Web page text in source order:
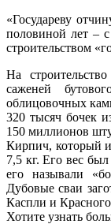
«Государеву
половиной лет –
строительством
На
саженей
облицовочных
320 тысяч бочек
150 миллионов
Кирпич, который
7,5 кг. Его вес
его называли
Дубовые сваи
Каспли и
Хотите узнать